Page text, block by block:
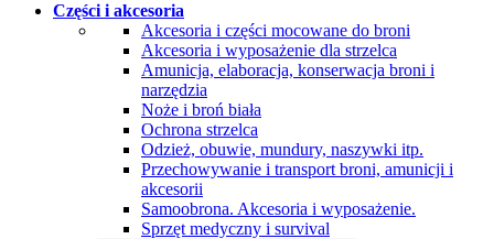
Części i akcesoria
Akcesoria i części mocowane do broni
Akcesoria i wyposażenie dla strzelca
Amunicja, elaboracja, konserwacja broni i
narzędzia
Noże i broń biała
Ochrona strzelca
Odzież, obuwie, mundury, naszywki itp.
Przechowywanie i transport broni, amunicji i
akcesorii
Samoobrona. Akcesoria i wyposażenie.
Sprzęt medyczny i survival